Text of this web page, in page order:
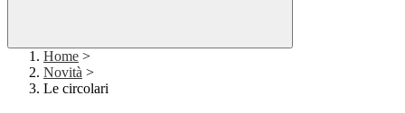
Home >
Novità >
Le circolari